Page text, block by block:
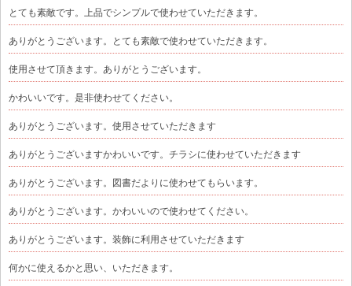
とても素敵です。上品でシンプルで使わせていただきます。
ありがとうございます。とても素敵で使わせていただきます。
使用させて頂きます。ありがとうございます。
かわいいです。是非使わせてください。
ありがとうございます。使用させていただきます
ありがとうございますかわいいです。チラシに使わせていただきます
ありがとうございます。図書だよりに使わせてもらいます。
ありがとうございます。かわいいので使わせてください。
ありがとうございます。装飾に利用させていただきます
何かに使えるかと思い、いただきます。